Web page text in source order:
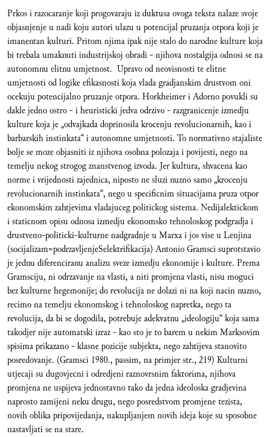
Prkos i razocaranje koji progovaraju iz duktusa ovoga teksta nalaze svoje
objasnjenje u nadi koju autori ulazu u potencijal pruzanja otpora koji je
imanentan kulturi. Pritom njima ipak nije stalo do narodne kulture koja
bi trebala umaknuti industrijskoj obradi - njihova nostalgija odnosi se na
autonomnu elitnu umjetnost. Upravo od neovisnosti te elitne
umjetnosti od logike efikasnosti koja vlada gradjanskim drustvom oni
ocekuju potencijalno pruzanje otpora. Horkheimer i Adorno povukli su
dakle jedno ostro - i heuristicki jedva odrzivo - razgranicenje izmedju
kulture koja je „odvajkada doprinosila krocenju revolucionarnih, kao i
barbarskih instinkata“ i autonomne umjetnosti. To normativno stajaliste
bolje se moze objasniti iz njihova osobna polozaja i povijesti, nego na
temelju nekog strogog znanstvenog izvoda. Jer kultura, shvacena kao
norme i vrijednosti zajednica, niposto ne sluzi nuzno samo „krocenju
revolucionarnih instinkata“, nego u specificnim situacijama pruza otpor
ekonomskim zahtjevima vladajuceg politickog sistema. Nedijalektickom
i staticnom opisu odnosa izmedju ekonomsko tehnoloskog podgradja i
drustveno-politicki-kulturne nadgradnje u Marxa i jos vise u Lenjina
(socijalizam=podrzavljenjeSelektrifikacija) Antonio Gramsci suprotstavio
je jednu diferenciranu analizu sveze izmedju ekonomije i kulture. Prema
Gramsciju, ni odrzavanje na vlasti, a niti promjena vlasti, nisu moguci
bez kulturne hegemonije; do revolucija ne dolazi ni na koji nacin nuzno,
recimo na temelju ekonomskog i tehnoloskog napretka, nego ta
revolucija, da bi se dogodila, potrebuje adekvatnu „ideologiju“ koja sama
takodjer nije automatski izraz - kao sto je to barem u nekim Marksovim
spisima prikazano - klasne pozicije subjekta, nego zahtijeva stanovito
posredovanje. (Gramsci 1980., passim, na primjer str., 219) Kulturni
utjecaji su dugovjecni i odredjeni raznovrsnim faktorima, njihova
promjena ne uspijeva jednostavno tako da jedna ideoloska gradjevina
naprosto zamijeni neku drugu, nego posredstvom promjene tezista,
novih oblika pripovijedanja, nakupljanjem novih ideja koje su sposobne
nastavljati se na stare.